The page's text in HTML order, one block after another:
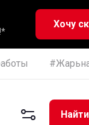
Хочу
Найти